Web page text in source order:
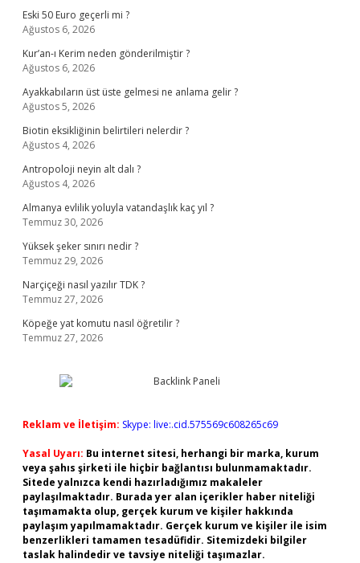
Eski 50 Euro geçerli mi ?
Ağustos 6, 2026
Kur’an-ı Kerim neden gönderilmiştir ?
Ağustos 6, 2026
Ayakkabıların üst üste gelmesi ne anlama gelir ?
Ağustos 5, 2026
Biotin eksikliğinin belirtileri nelerdir ?
Ağustos 4, 2026
Antropoloji neyin alt dalı ?
Ağustos 4, 2026
Almanya evlilik yoluyla vatandaşlık kaç yıl ?
Temmuz 30, 2026
Yüksek şeker sınırı nedir ?
Temmuz 29, 2026
Narçiçeği nasıl yazılır TDK ?
Temmuz 27, 2026
Köpeğe yat komutu nasıl öğretilir ?
Temmuz 27, 2026
Reklam ve İletişim: Skype: live:.cid.575569c608265c69
Yasal Uyarı: Bu internet sitesi, herhangi bir marka, kurum
veya şahıs şirketi ile hiçbir bağlantısı bulunmamaktadır.
Sitede yalnızca kendi hazırladığımız makaleler
paylaşılmaktadır. Burada yer alan içerikler haber niteliği
taşımamakta olup, gerçek kurum ve kişiler hakkında
paylaşım yapılmamaktadır. Gerçek kurum ve kişiler ile isim
benzerlikleri tamamen tesadüfidir. Sitemizdeki bilgiler
taslak halindedir ve tavsiye niteliği taşımazlar.